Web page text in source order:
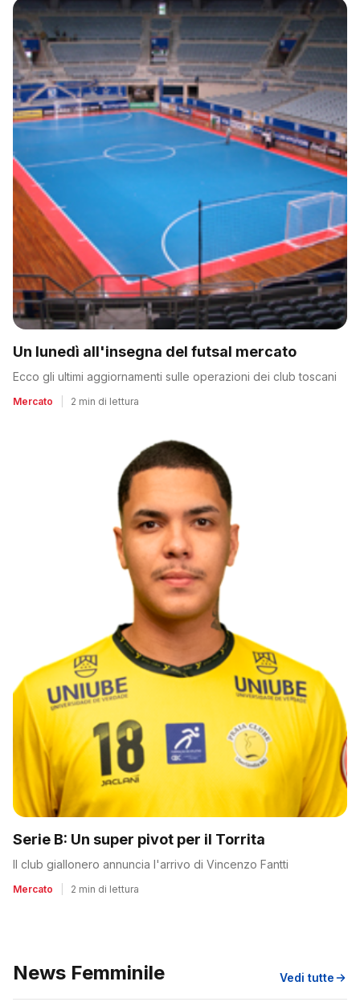
Un lunedì all'insegna del futsal mercato
Ecco gli ultimi aggiornamenti sulle operazioni dei club toscani
Mercato 2 min di lettura
Serie B: Un super pivot per il Torrita
Il club giallonero annuncia l'arrivo di Vincenzo Fantti
Mercato 2 min di lettura
News Femminile Vedi tutte